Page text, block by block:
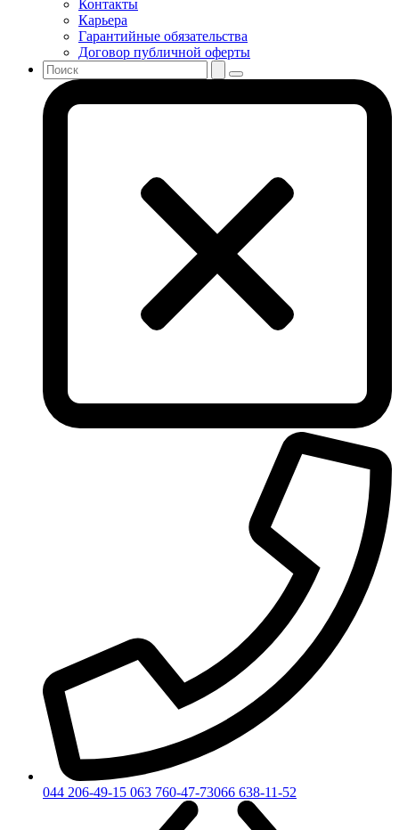
Контакты
Карьера
Гарантийные обязательства
Договор публичной оферты
044 206-49-15 063 760-47-73066 638-11-52